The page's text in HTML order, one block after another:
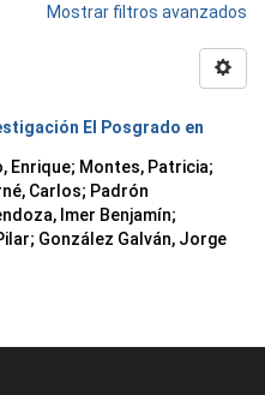
Mostrar filtros avanzados
El Posgrado en
Enrique; Montes, Patricia;
Carlos; Padrón
Imer Benjamín;
; González Galván, Jorge